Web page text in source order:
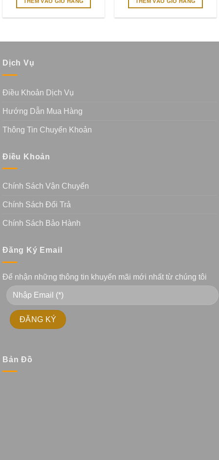
3.800.000₫.
THÊM VÀO GIỎ HÀNG
3.700.000₫.
THÊM VÀO GIỎ HÀNG
Dịch Vụ
Điều Khoản Dịch Vụ
Hướng Dẫn Mua Hàng
Thông Tin Chuyển Khoản
Điều Khoản
Chính Sách Vận Chuyển
Chính Sách Đổi Trả
Chính Sách Bảo Hành
Đăng Ký Email
Để nhận những thông tin khuyến mãi mới nhất từ chúng tôi
Bản Đồ